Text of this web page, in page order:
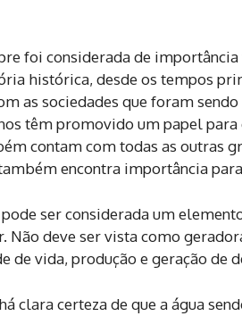
foi considerada de
histórica, desde os tempos
as sociedades que foram
têm promovido um papel para
contam com todas as outras
encontra importância
ser considerada um
deve ser vista como
de vida, produção e geração de
clara certeza de que a água